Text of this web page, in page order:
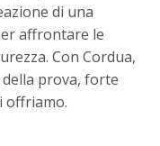
di una
affrontare le
Con Cordua,
prova, forte
offriamo.